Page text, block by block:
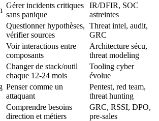
Gérer incidents critiques
sans panique
IR/DFIR, SOC
astreintes
Questionner hypothèses,
vérifier sources
Threat intel, audit,
GRC
Voir interactions entre
composants
Architecture sécu,
threat modeling
Changer de stack/outil
chaque 12-24 mois
Tooling cyber
évolue
Penser comme un
attaquant
Pentest, red team,
threat hunting
Comprendre besoins
direction et métiers
GRC, RSSI, DPO,
pre-sales